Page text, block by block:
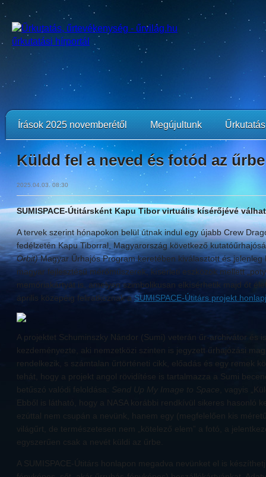
Írások 2025 novemberétől Megújultunk
Küldd fel a neved és fotód az
2025.04.03. 08:30
SUMISPACE-Útitársként Kapu Tibor virtuális kísérőjévé
A tervek szerint hónapokon belül útnak indul egy újabb Crew
fedélzetén Kapu Tiborral, Magyarország következő
Orbit)Magyar Űrhajós Program keretében kiválasztott és jelenleg
magyar fejlesztésű mérőműszerek, kísérleti eszközök mellett
memóriakártyát is, amelyen szimbolikusan elkísérhetik majd őt
április közepéig feliratkoznak aSUMISPACE-Útitárs projekt
A projektet Schuminszky Nándor (Sumi) veterán űr-archivátor és
kezdeményezte, aki nemzetközi szinten is jegyzett űrhajózási
rendelkezik, s számtalan űrtörténeti cikk, előadás és egy remek
tehát, hogy a projekt angol rövidítése is tartalmazza a Sumi
betűszó valódi feloldása:
Send Up My Image to Space , vagyis
Ebből is látható, hogy a NASA korábbi rendkívül sikeres hasonló
ezúttal nem csupán a nevünk, hanem egy (megfelelően kis
világűrt, de természetesen nem „kötelező elem” a fotó, a
egyszerűen csak a nevét küldi az űrbe.
A SUMISPACE-Útitárs honlapon megadva nevünket el is